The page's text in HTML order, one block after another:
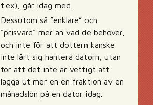
t.ex), går idag med.
Dessutom så ”enklare” och
”prisvärd” mer än vad de behöver,
och inte för att dottern kanske
inte lärt sig hantera datorn, utan
för att det inte är vettigt att
lägga ut mer en en fraktion av en
månadslön på en dator idag.